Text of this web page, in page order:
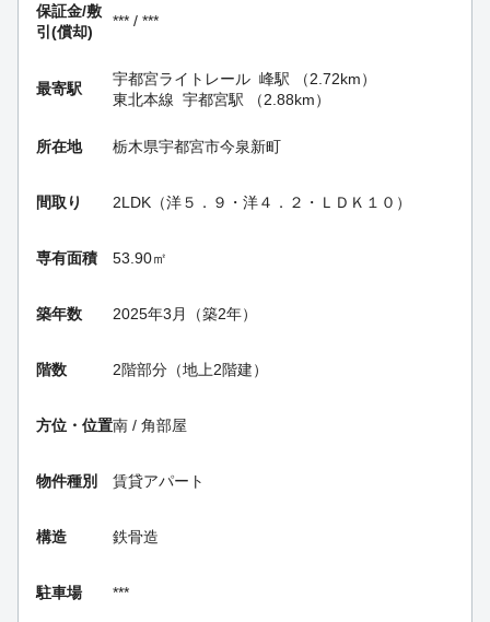
保証金/敷
引(償却)
*** / ***
最寄駅
宇都宮ライトレール 峰駅 （2.72km）
東北本線 宇都宮駅 （2.88km）
所在地 栃木県宇都宮市今泉新町
間取り 2LDK（洋５．９・洋４．２・ＬＤＫ１０）
専有面積 53.90㎡
築年数 2025年3月（築2年）
階数 2階部分（地上2階建）
方位・位置南 / 角部屋
物件種別 賃貸アパート
構造 鉄骨造
駐車場 ***